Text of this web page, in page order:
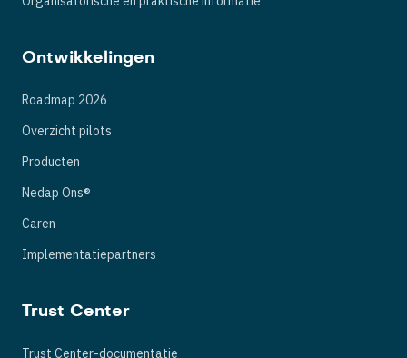
Ontwikkelingen
Roadmap 2026
Overzicht pilots
Producten
Nedap Ons®
Caren
Implementatiepartners
Trust Center
Trust Center-documentatie